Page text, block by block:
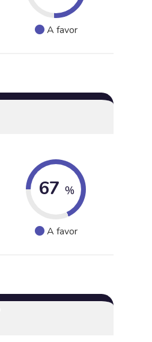
A favor
67 %
A favor